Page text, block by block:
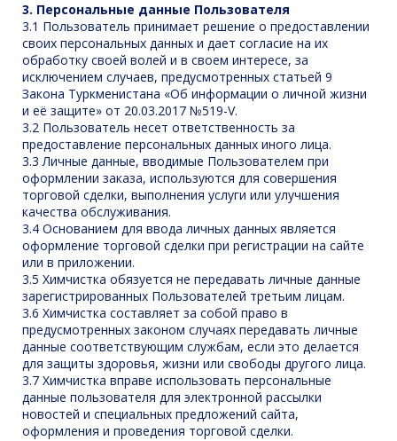
3. Персональные данные Пользователя
3.1 Пользователь принимает решение о предоставлении
своих персональных данных и дает согласие на их
обработку своей волей и в своем интересе, за
исключением случаев, предусмотренных статьей 9
Закона Туркменистана «Об информации о личной жизни
и её защите» от 20.03.2017 №519-V.
3.2 Пользователь несет ответственность за
предоставление персональных данных иного лица.
3.3 Личные данные, вводимые Пользователем при
оформлении заказа, используются для совершения
торговой сделки, выполнения услуги или улучшения
качества обслуживания.
3.4 Основанием для ввода личных данных является
оформление торговой сделки при регистрации на сайте
или в приложении.
3.5 Химчистка обязуется не передавать личные данные
зарегистрированных Пользователей третьим лицам.
3.6 Химчистка составляет за собой право в
предусмотренных законом случаях передавать личные
данные соответствующим службам, если это делается
для защиты здоровья, жизни или свободы другого лица.
3.7 Химчистка вправе использовать персональные
данные пользователя для электронной рассылки
новостей и специальных предложений сайта,
оформления и проведения торговой сделки.